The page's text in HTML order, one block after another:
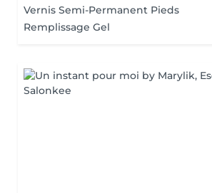
Vernis Semi-Permanent Pieds
Remplissage Gel